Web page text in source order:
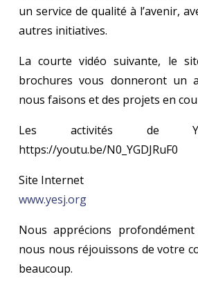
un service de qualité à l’avenir,
autres initiatives.
La courte vidéo suivante, le
brochures vous donneront un
nous faisons et des projets en
Les activités de
https://youtu.be/N0_YGDJRuF0
Site Internet
www.yesj.org
Nous apprécions
nous nous réjouissons de votre
beaucoup.